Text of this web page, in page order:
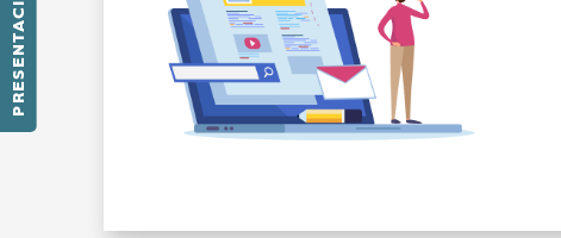
PRESENTACIÓN